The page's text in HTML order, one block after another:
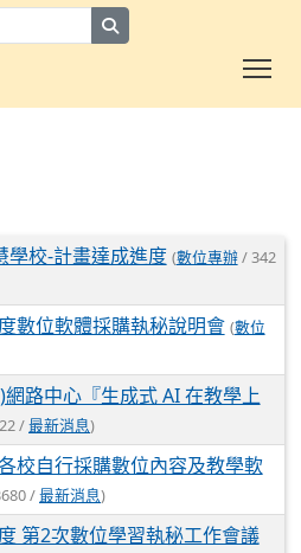
學校-計畫達成進度 (數位專辦/ 342
數位軟體採購執秘說明會 (數位
路中心『生成式 AI 在教學上
/最新消息)
校自行採購數位內容及教學軟
/最新消息)
第2次數位學習執秘工作會議